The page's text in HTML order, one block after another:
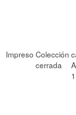
Impreso Colección
cerrada
1